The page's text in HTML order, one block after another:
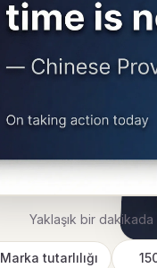
Yaklaşık bir dakikada
Marka tutarlılığı